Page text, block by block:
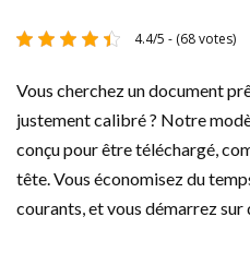
4.4/5 - (68 votes)
Vous cherchez un document
justement calibré ? Notre
conçu pour être téléchargé,
tête. Vous économisez du
courants, et vous démarrez sur